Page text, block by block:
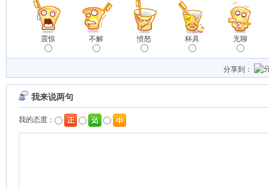
震惊 不解 愤怒 杯具 无聊
分享到：